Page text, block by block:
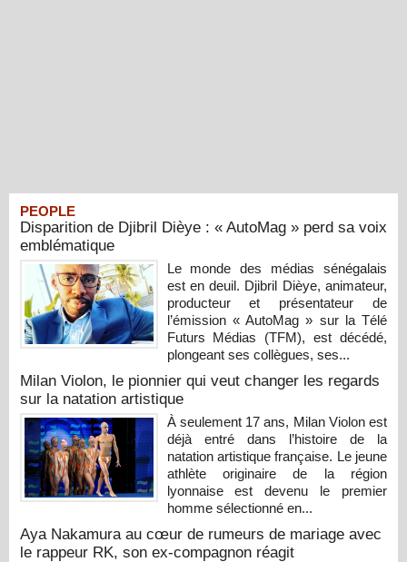
PEOPLE
Disparition de Djibril Dièye : « AutoMag » perd sa voix
emblématique
Le monde des médias sénégalais
est en deuil. Djibril Dièye, animateur,
producteur et présentateur de
l’émission « AutoMag » sur la Télé
Futurs Médias (TFM), est décédé,
plongeant ses collègues, ses...
Milan Violon, le pionnier qui veut changer les regards
sur la natation artistique
À seulement 17 ans, Milan Violon est
déjà entré dans l’histoire de la
natation artistique française. Le jeune
athlète originaire de la région
lyonnaise est devenu le premier
homme sélectionné en...
Aya Nakamura au cœur de rumeurs de mariage avec
le rappeur RK, son ex-compagnon réagit